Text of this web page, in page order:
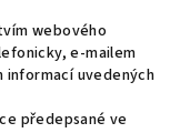
webového
e-mailem
uvedených
předepsané ve